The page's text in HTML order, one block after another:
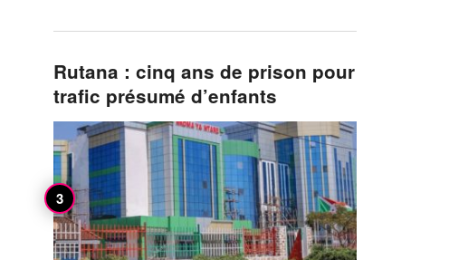
Rutana : cinq ans de prison pour
trafic présumé d’enfants